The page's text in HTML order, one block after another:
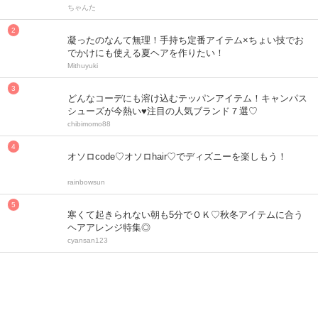
ちゃんた
凝ったのなんて無理！手持ち定番アイテム×ちょい技でお
でかけにも使える夏ヘアを作りたい！
Mithuyuki
どんなコーデにも溶け込むテッパンアイテム！キャンパス
シューズが今熱い♥注目の人気ブランド７選♡
chibimomo88
オソロcode♡オソロhair♡でディズニーを楽しもう！
rainbowsun
寒くて起きられない朝も5分でＯＫ♡秋冬アイテムに合う
ヘアアレンジ特集◎
cyansan123